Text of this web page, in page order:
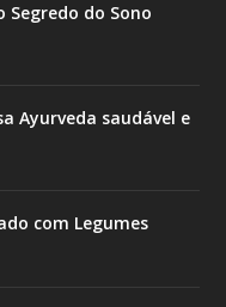
Segredo do Sono
Ayurveda saudável e
com Legumes